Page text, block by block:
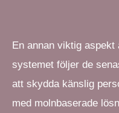
En annan viktig
systemet följer de
att skydda känslig
med molnbaserade